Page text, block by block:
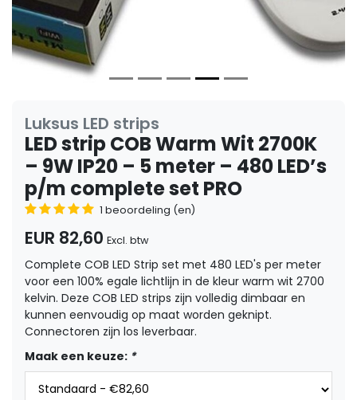
Luksus LED strips
LED strip COB Warm Wit 2700K
– 9W IP20 – 5 meter – 480 LED’s
p/m complete set PRO
1 beoordeling (en)
EUR 82,60 Excl. btw
Complete COB LED Strip set met 480 LED's per meter
voor een 100% egale lichtlijn in de kleur warm wit 2700
kelvin. Deze COB LED strips zijn volledig dimbaar en
kunnen eenvoudig op maat worden geknipt.
Connectoren zijn los leverbaar.
Maak een keuze: *